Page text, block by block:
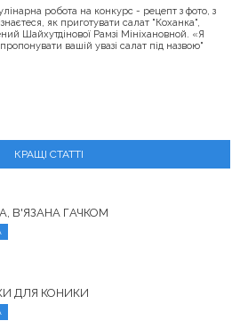
робота на конкурс - рецепт з фото, з
як приготувати салат "Коханка",
Шайхутдінової Рамзі Мініхановной. «Я
вашій увазі салат під назвою"
КРАЩІ СТАТТІ
В'ЯЗАНА ГАЧКОМ
ДЛЯ КОНИКИ